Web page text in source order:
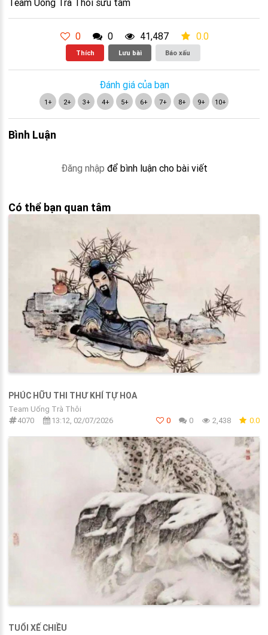
Team Uống Trà Thôi sưu tầm
0 0 41,487 0.0
Thích Lưu bài Báo xấu
Đánh giá của bạn
1+ 2+ 3+ 4+ 5+ 6+ 7+ 8+ 9+ 10+
Bình Luận
Đăng nhập để bình luận cho bài viết
Có thể bạn quan tâm
PHÚC HỮU THI THƯ KHÍ TỰ HOA
Team Uống Trà Thôi
4070
13:12, 02/07/2026 0 0 2,438 0.0
TUỔI XẾ CHIỀU